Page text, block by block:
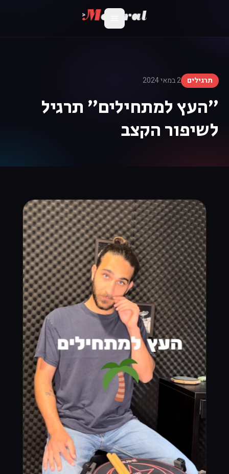
תרגילים 2 במאי 2024
״העץ למתחילים״ תרגיל
לשיפור הקצב